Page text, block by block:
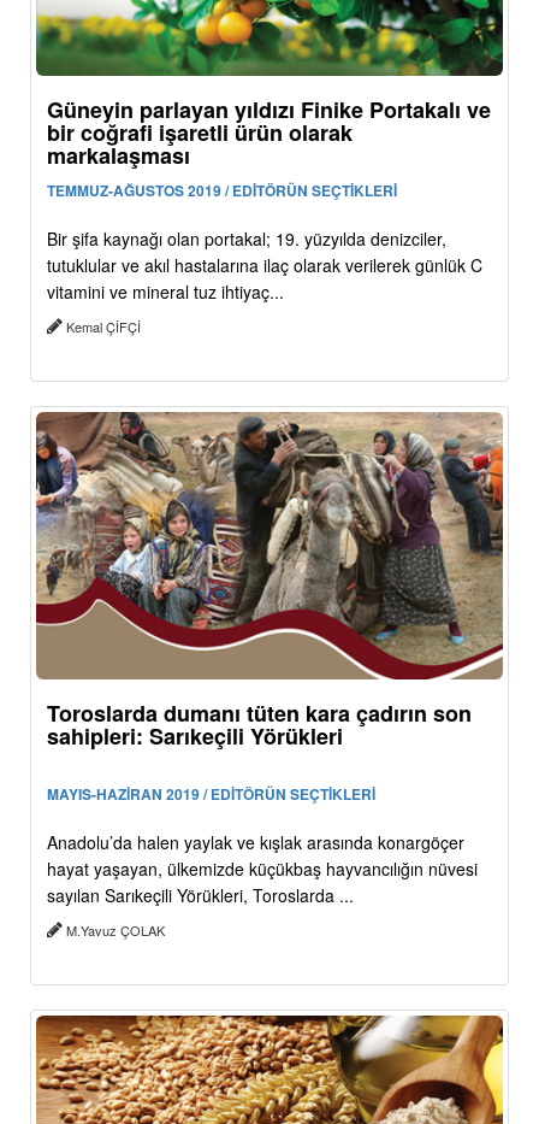
Güneyin parlayan yıldızı Finike Portakalı ve
bir coğrafi işaretli ürün olarak
markalaşması
TEMMUZ-AĞUSTOS 2019 / EDİTÖRÜN SEÇTİKLERİ
Bir şifa kaynağı olan portakal; 19. yüzyılda denizciler,
tutuklular ve akıl hastalarına ilaç olarak verilerek günlük C
vitamini ve mineral tuz ihtiyaç...
Kemal ÇİFÇİ
Toroslarda dumanı tüten kara çadırın son
sahipleri: Sarıkeçili Yörükleri
MAYIS-HAZİRAN 2019 / EDİTÖRÜN SEÇTİKLERİ
Anadolu’da halen yaylak ve kışlak arasında konargöçer
hayat yaşayan, ülkemizde küçükbaş hayvancılığın nüvesi
sayılan Sarıkeçili Yörükleri, Toroslarda ...
M.Yavuz ÇOLAK